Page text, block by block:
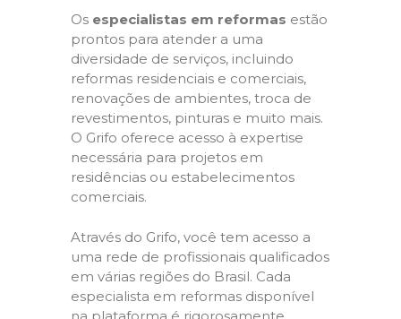
Os especialistas em reformas estão
prontos para atender a uma
diversidade de serviços, incluindo
reformas residenciais e comerciais,
renovações de ambientes, troca de
revestimentos, pinturas e muito mais.
O Grifo oferece acesso à expertise
necessária para projetos em
residências ou estabelecimentos
comerciais.
Através do Grifo, você tem acesso a
uma rede de profissionais qualificados
em várias regiões do Brasil. Cada
especialista em reformas disponível
na plataforma é rigorosamente